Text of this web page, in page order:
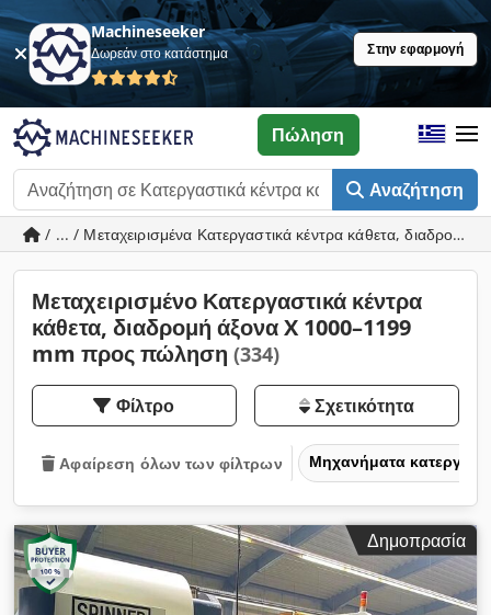
Machineseeker
Δωρεάν στο κατάστημα Στην εφαρμογή
Αναζήτηση
Πώληση
/ ... / Μεταχειρισμένα Κατεργαστικά κέντρα κάθετα, διαδρομή
Μεταχειρισμένο Κατεργαστικά κέντρα
κάθετα, διαδρομή άξονα X 1000–1199
mm προς πώληση (334)
Φίλτρο Σχετικότητα
Αφαίρεση όλων των φίλτρων Μηχανήματα
Δημοπρασία